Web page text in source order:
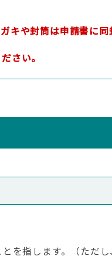
キや封筒は申請書に
さい。
とを指します。（ただ